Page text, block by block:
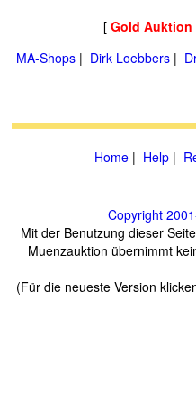
[ Gold Auktion
MA-Shops | Dirk Loebbers |
Home | Help |
Copyright
Mit der Benutzung dieser
Muenzauktion übernimmt
(Für die neueste Version